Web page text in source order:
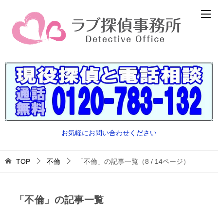
お気軽にお問い合わせください
TOP 不倫 「不倫」の記事一覧（8 / 14ページ）
「不倫」の記事一覧